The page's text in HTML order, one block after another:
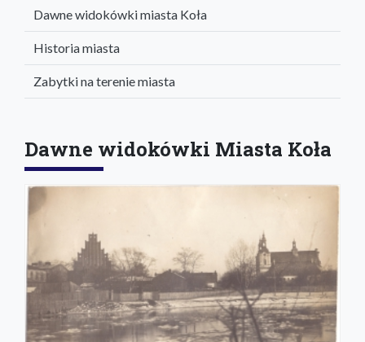
Dawne widokówki miasta Koła
Historia miasta
Zabytki na terenie miasta
Dawne widokówki Miasta Koła